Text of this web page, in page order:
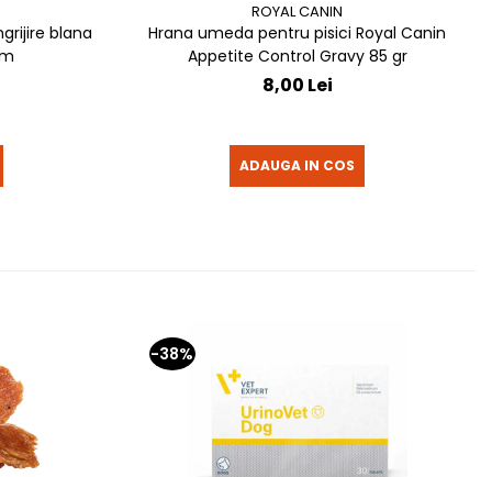
blana
ROYAL CANIN
Hrana umeda pentru pisici Royal Canin
Appetite Control Gravy 85 gr
8,00 Lei
ADAUGA IN COS
-38%